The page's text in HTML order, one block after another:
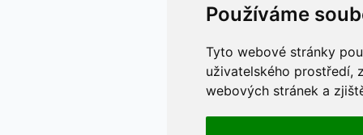
Používáme
Tyto webové stránky
uživatelského prostředí,
webových stránek a